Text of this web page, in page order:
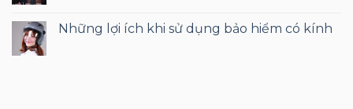
Những lợi ích khi sử dụng bảo hiểm có kính